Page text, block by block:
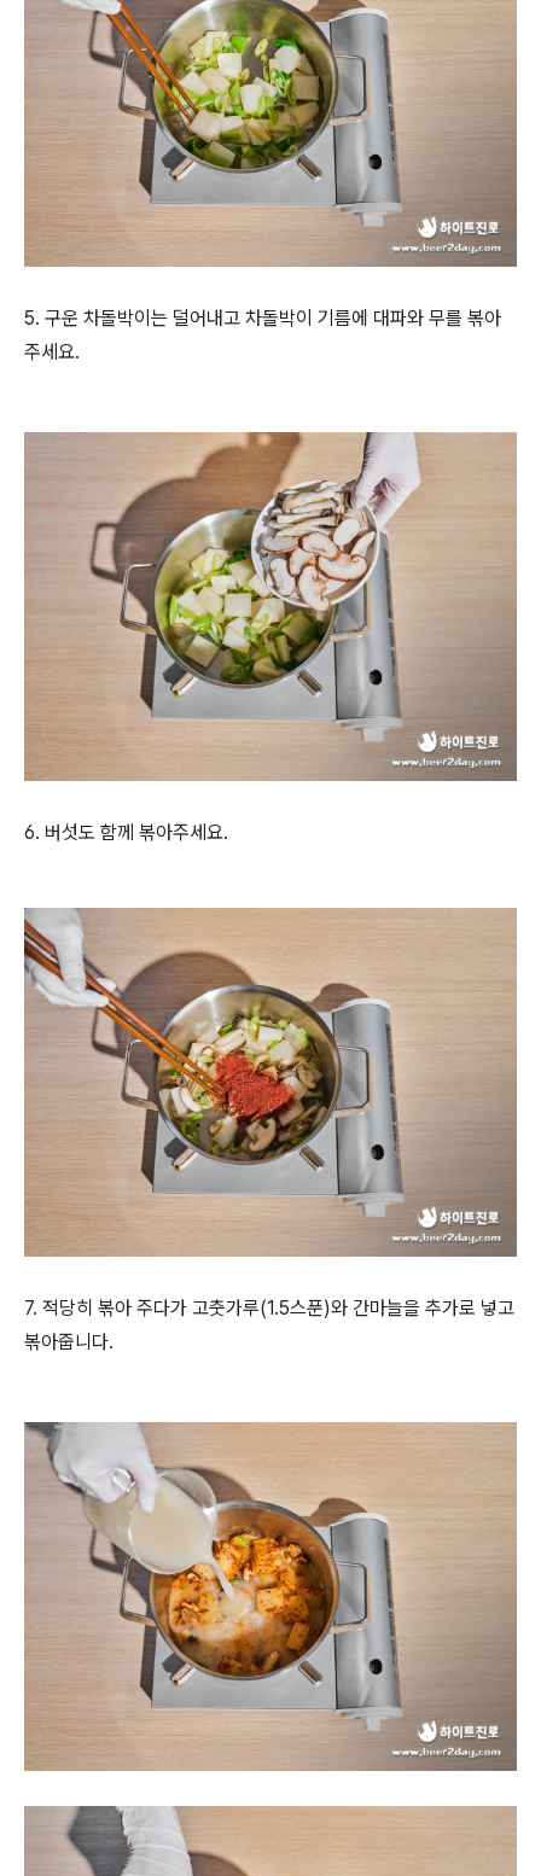
5. 구운 차돌박이는 덜어내고 차돌박이 기름에 대파와 무를 볶아
주세요.
6. 버섯도 함께 볶아주세요.
7. 적당히 볶아 주다가 고춧가루(1.5스푼)와 간마늘을 추가로 넣고
볶아줍니다.